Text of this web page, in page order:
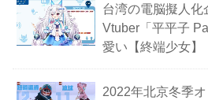
台湾の電脳擬人化
Vtuber「平平子
愛い【終端少女】
2022年北京冬季